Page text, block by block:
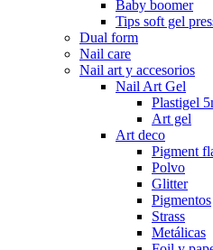
Baby boomer
Tips soft gel
Dual form
Nail care
Nail art y accesorios
Nail Art Gel
Plastigel
Art gel
Art deco
Pigment
Polvo
Glitter
Pigmentos
Strass
Metálicas